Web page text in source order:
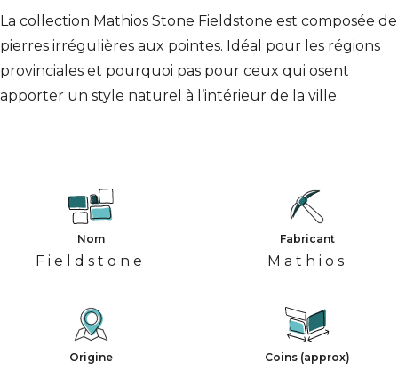
La collection Mathios Stone Fieldstone est composée de
pierres irrégulières aux pointes. Idéal pour les régions
provinciales et pourquoi pas pour ceux qui osent
apporter un style naturel à l’intérieur de la ville.
Nom
Fieldstone
Fabricant
Mathios
Origine Coins (approx)